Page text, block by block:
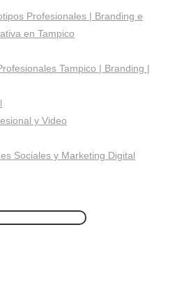
Profesionales | Branding e
en Tampico
Tampico | Branding |
y Video
Sociales y Marketing Digital